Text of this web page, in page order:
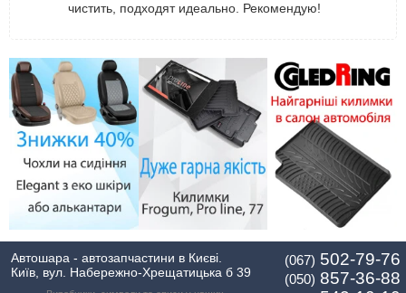
чистить, подходят идеально. Рекомендую!
Автошара - автозапчастини в Києві.
Київ, вул. Набережно-Хрещатицька б 39
(067) 502-79-76
(050) 857-36-88